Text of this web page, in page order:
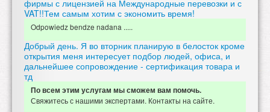
фирмы с лицензией на Международные перевозки и с
VAT!!Тем самым хотим с экономить время!
Odpowiedz bendze nadana .....
Добрый день. Я во вторник планирую в белосток кроме
открытия меня интересует подбор людей, офиса, и
дальнейшее сопровождение - сертификация товара и
тд
По всем этим услугам мы сможем вам помочь.
Свяжитесь с нашими экспертами. Контакты на сайте.